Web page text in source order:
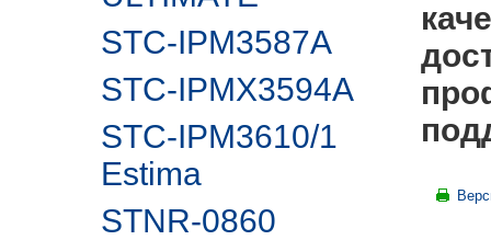
STC-IPM3587A
STC-IPMX3594A
STC-IPM3610/1
Estima
STNR-0860